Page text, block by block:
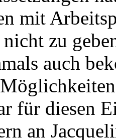
mit
nicht zu
auch
für diesen
an